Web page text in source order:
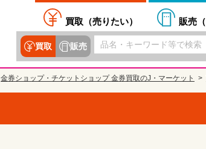
買取（売りたい） 販売（
買取 販売
金券ショップ・チケットショップ 金券買取のJ・マーケット